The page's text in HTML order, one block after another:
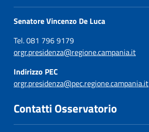
Senatore Vincenzo De Luca
Tel. 081 796 9179
orgr.presidenza@regione.campania.it
Indirizzo PEC
orgr.presidenza@pec.regione.campania.it
Contatti Osservatorio